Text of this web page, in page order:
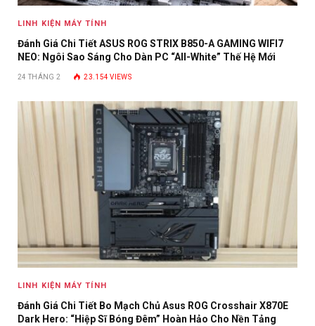
LINH KIỆN MÁY TÍNH
Đánh Giá Chi Tiết ASUS ROG STRIX B850-A GAMING WIFI7
NEO: Ngôi Sao Sáng Cho Dàn PC “All-White” Thế Hệ Mới
24 THÁNG 2 23.154VIEWS
LINH KIỆN MÁY TÍNH
Đánh Giá Chi Tiết Bo Mạch Chủ Asus ROG Crosshair X870E
Dark Hero: “Hiệp Sĩ Bóng Đêm” Hoàn Hảo Cho Nền Tảng